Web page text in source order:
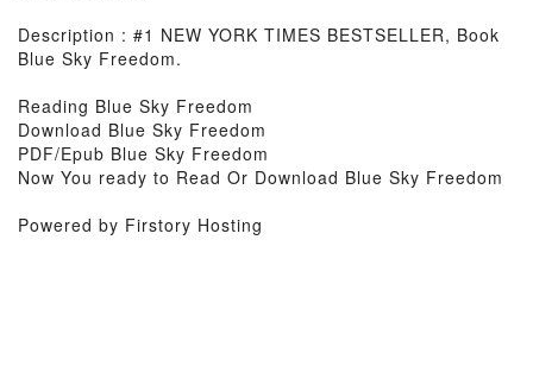
Description : #1 NEW YORK TIMES BESTSELLER, Book
Blue Sky Freedom.
Reading Blue Sky Freedom
Download Blue Sky Freedom
PDF/Epub Blue Sky Freedom
Now You ready to Read Or Download Blue Sky Freedom
Powered by Firstory Hosting